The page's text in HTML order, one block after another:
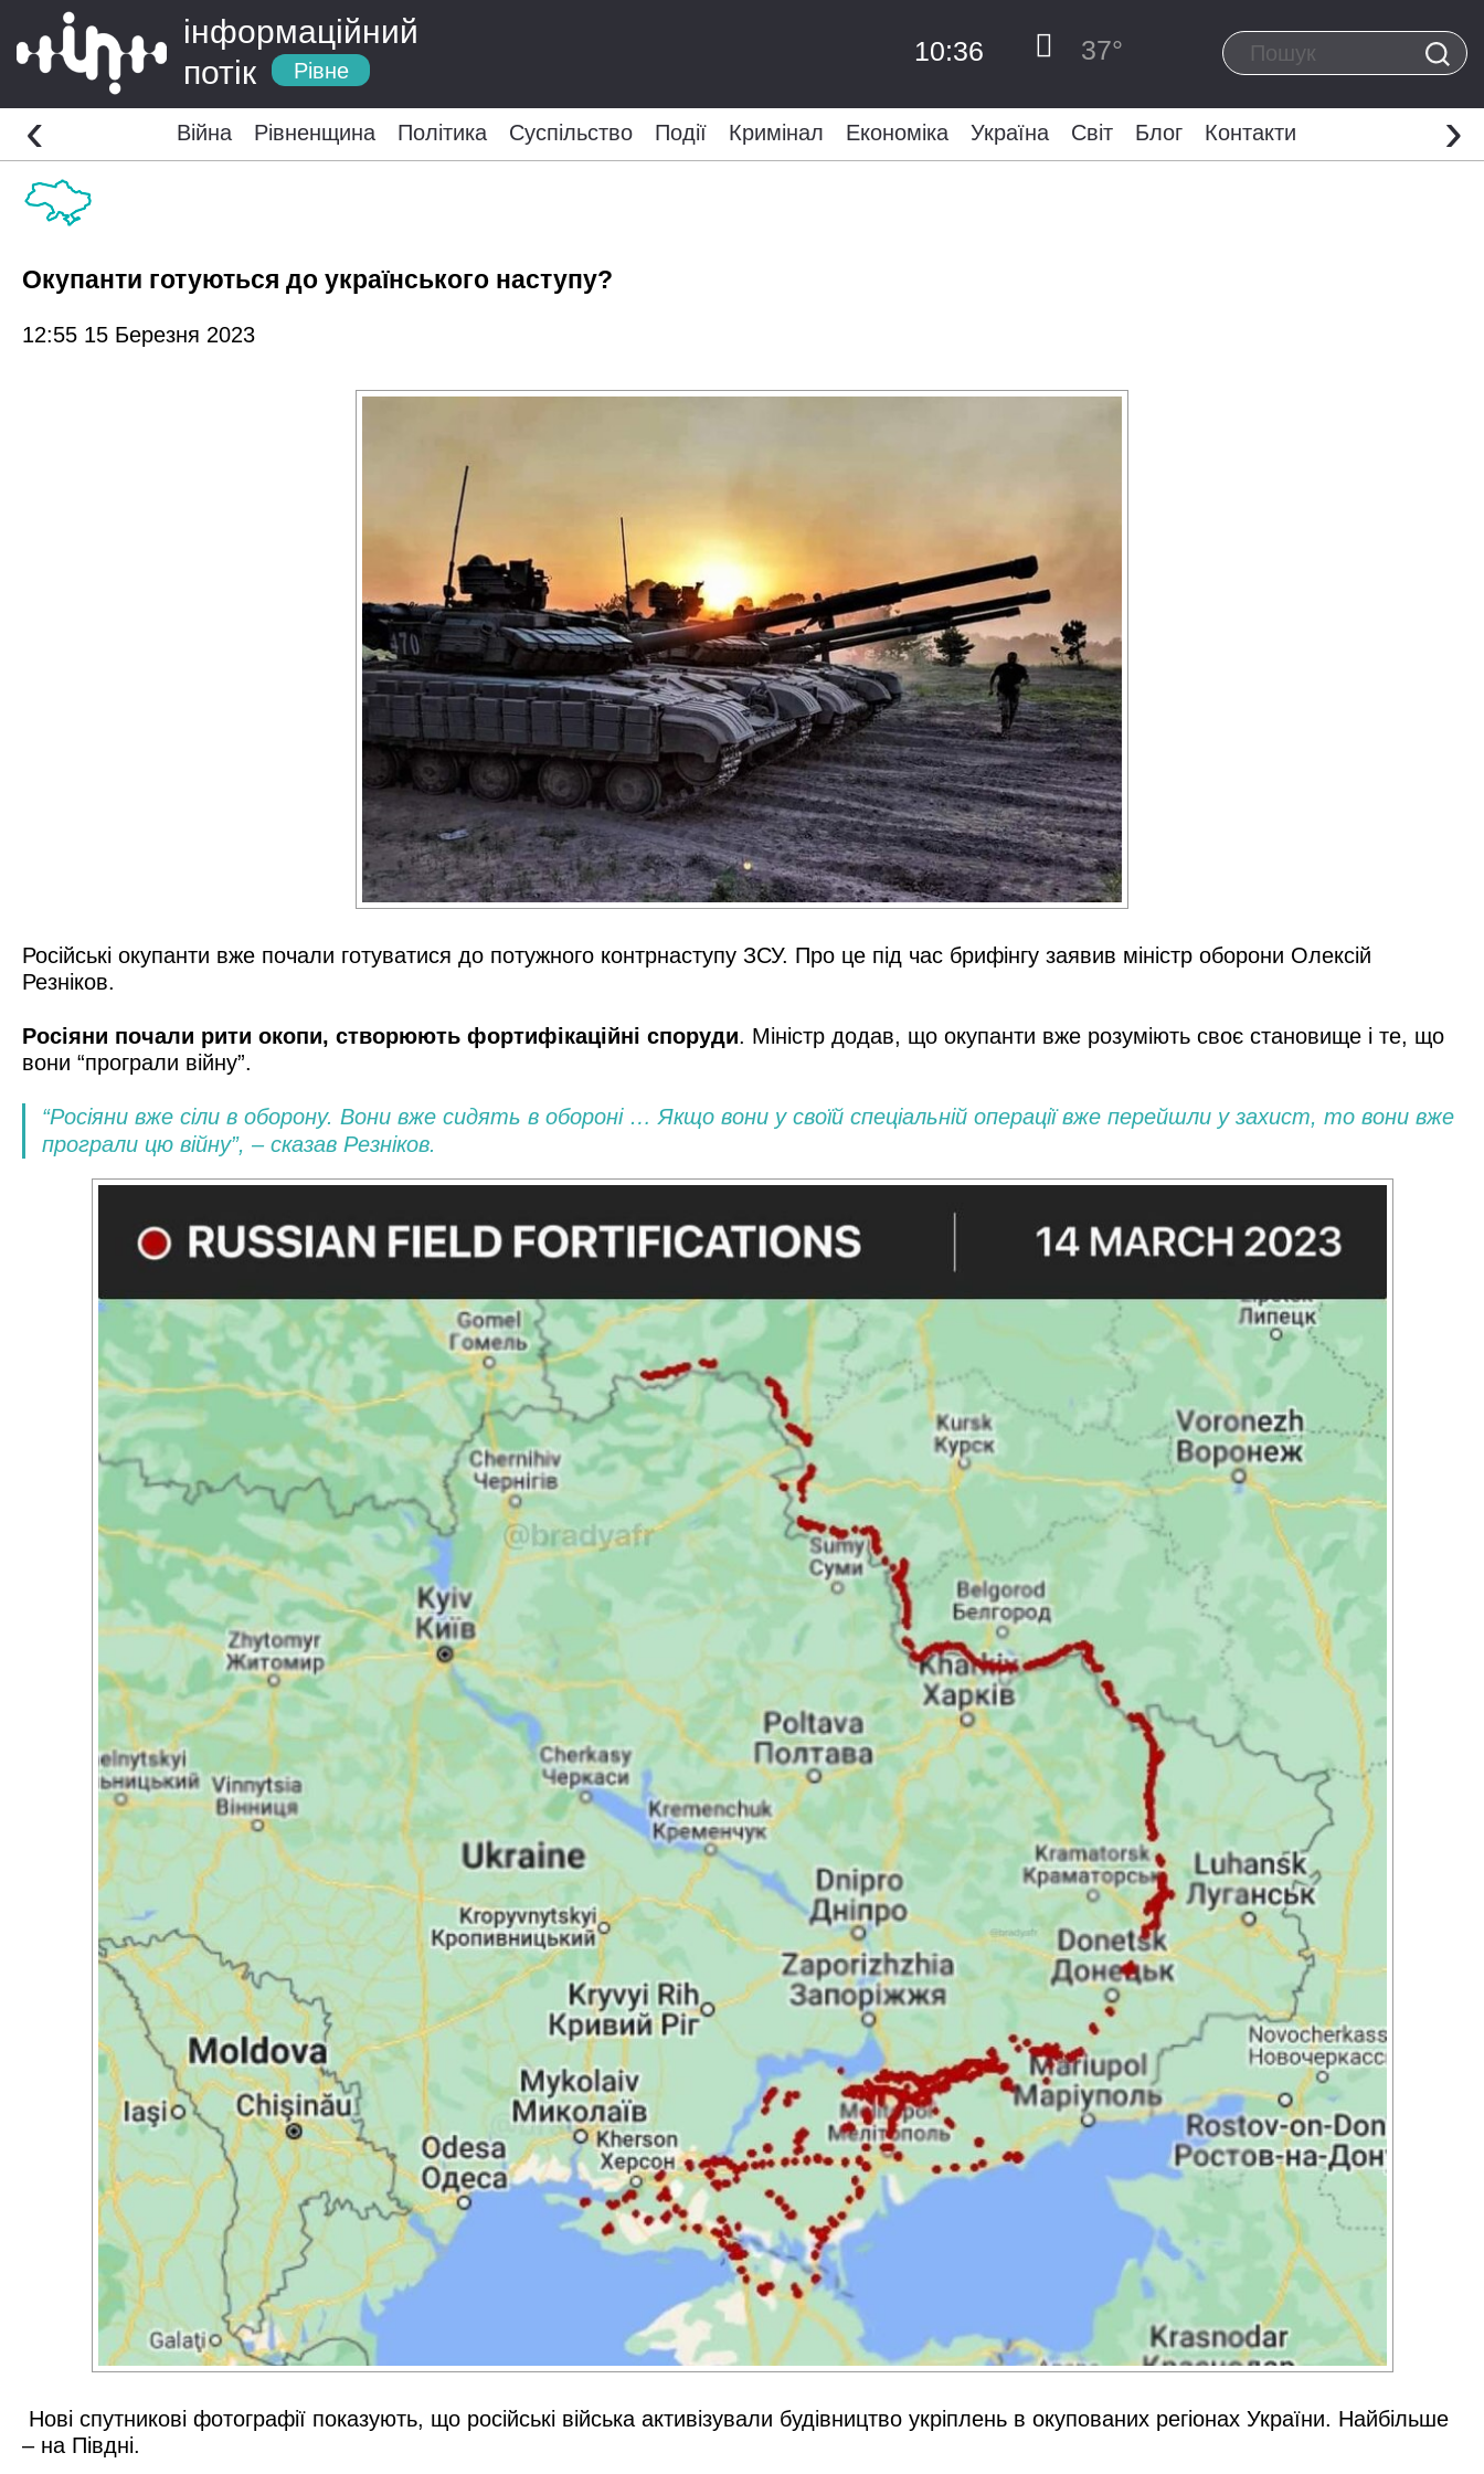
інформаційний
потік
Рівне
10:36 37°
Війна Рівненщина Політика Суспільство Події Кримінал Економіка Україна Світ Блог Контакти
‹ ›
Окупанти готуються до українського наступу?
12:55 15 Березня 2023
Російські окупанти вже почали готуватися до потужного контрнаступу ЗСУ. Про це під час брифінгу заявив міністр оборони Олексій
Резніков.
Росіяни почали рити окопи, створюють фортифікаційні споруди. Міністр додав, що окупанти вже розуміють своє становище і те, що
вони “програли війну”.
“Росіяни вже сіли в оборону. Вони вже сидять в обороні … Якщо вони у своїй спеціальній операції вже перейшли у захист, то вони вже
програли цю війну”, – сказав Резніков.
Нові спутникові фотографії показують, що російські війська активізували будівництво укріплень в окупованих регіонах України. Найбільше
– на Півдні.